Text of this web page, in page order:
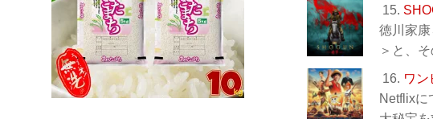
15.
徳川家
＞と、
16. ワン
Netflixに